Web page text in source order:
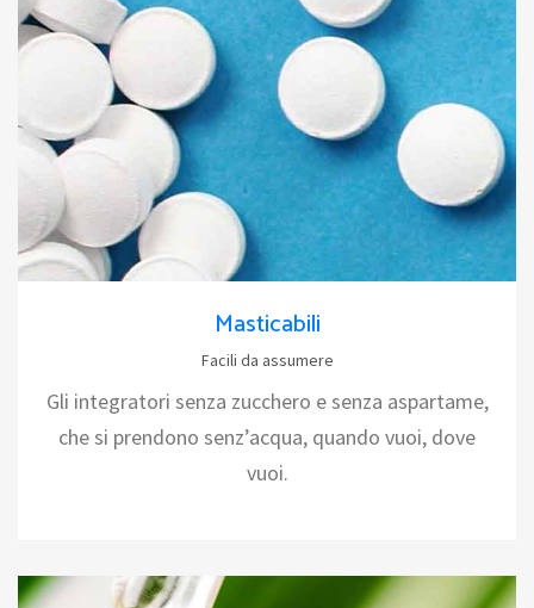
Masticabili
Facili da assumere
Gli integratori senza zucchero e senza aspartame,
che si prendono senz’acqua, quando vuoi, dove
vuoi.